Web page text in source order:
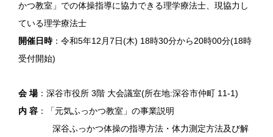
かつ教室」での体操指導に協力できる理学療法士、現協力し
ている理学療法士
開催日時：令和5年12月7日(木) 18時30分から20時00分(18時
受付開始)
会 場：深谷市役所 3階 大会議室(所在地:深谷市仲町 11-1)
内 容 ：「元気ふっかつ教室」の事業説明
深谷ふっかつ体操の指導方法・体力測定方法及び解